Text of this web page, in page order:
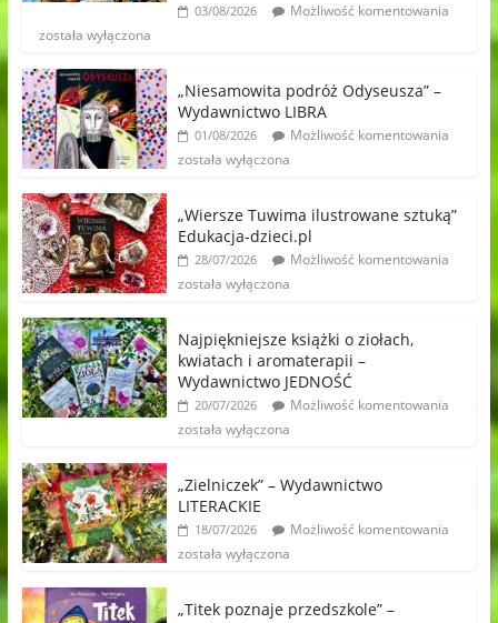
03/08/2026
Możliwość komentowania
została wyłączona
„Niesamowita podróż Odyseusza” –
Wydawnictwo LIBRA
01/08/2026
Możliwość komentowania
została wyłączona
„Wiersze Tuwima ilustrowane sztuką”
Edukacja-dzieci.pl
28/07/2026
Możliwość komentowania
została wyłączona
Najpiękniejsze książki o ziołach,
kwiatach i aromaterapii –
Wydawnictwo JEDNOŚĆ
20/07/2026
Możliwość komentowania
została wyłączona
„Zielniczek” – Wydawnictwo
LITERACKIE
18/07/2026
Możliwość komentowania
została wyłączona
„Titek poznaje przedszkole” –